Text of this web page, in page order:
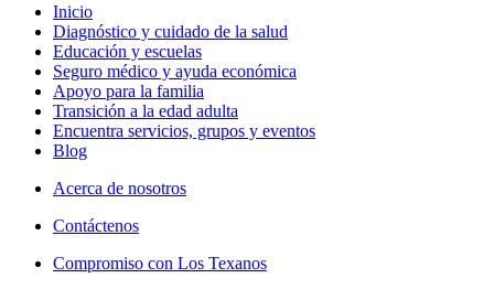
Inicio
Diagnóstico y cuidado de la salud
Educación y escuelas
Seguro médico y ayuda económica
Apoyo para la familia
Transición a la edad adulta
Encuentra servicios, grupos y eventos
Blog
Acerca de nosotros
Contáctenos
Compromiso con Los Texanos